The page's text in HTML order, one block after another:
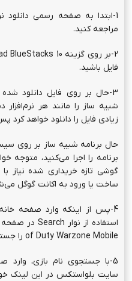
1-ابتدا به صفحه رسمی دانلود نرم‌افزار بلو استکس در
مراجعه کنید.
فایل باشید.
3-حال بر روی فایل دانلود
شبیه ساز را مانند هر نرم‌افزار
زیادی فایل را دانلود خواهد
حال برنامه شبیه ساز بر روی
برنامه را اجرا می‌کنید،
گوشی تازه خریداری شده نیاز با
ساخت یا ورود به اکانت گوگل
of Duty Warzone Mobile را جستجو کنید.
5-با جستجوی نام بازی،
سایت بلواستکس در این لینک